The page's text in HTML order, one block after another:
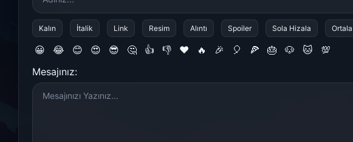
Kalın İtalik Link Resim Alıntı Spoiler Sola Hizala Ortala
😀 😂 😊 😍 😎 🤔 👍 👎 ❤️ 🔥 🎉 🎈 🍕 🎂 🐶 🐱
💯
Mesajınız: